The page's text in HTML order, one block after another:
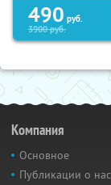
490 руб.
3900руб.
Компания
Основное
Публикации о нас